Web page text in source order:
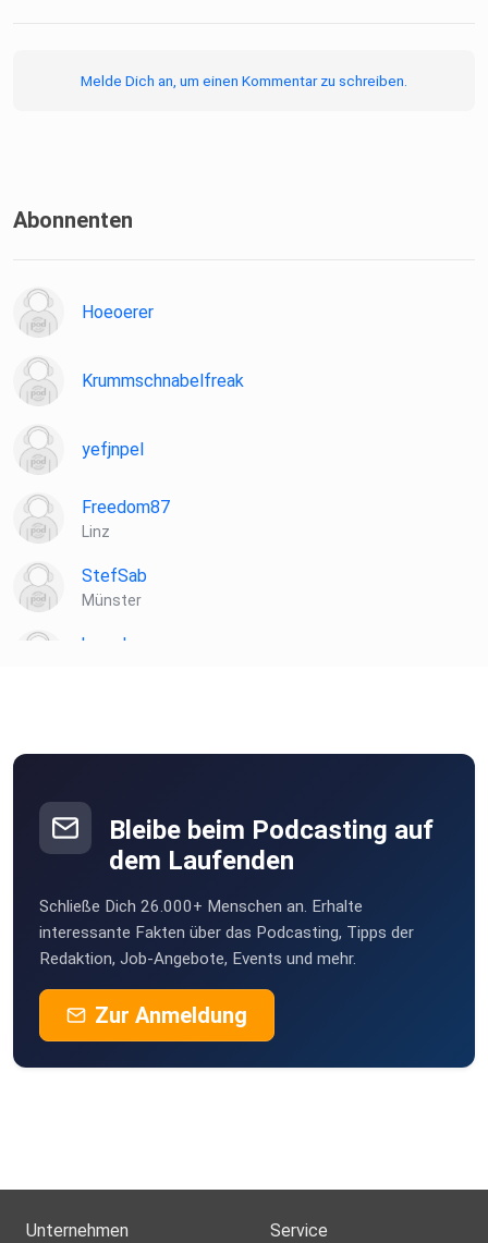
Melde Dich an, um einen Kommentar zu schreiben.
Abonnenten
Hoeoerer
Krummschnabelfreak
yefjnpel
Freedom87
Linz
StefSab
Münster
hewebu
WaRenken
Uplengen
Mindelheim
Hoerer62
Laatzen
Lainey
Bleibe beim Podcasting auf
dem Laufenden
Schließe Dich 26.000+ Menschen an. Erhalte
interessante Fakten über das Podcasting, Tipps der
Redaktion, Job-Angebote, Events und mehr.
Zur Anmeldung
Unternehmen Service